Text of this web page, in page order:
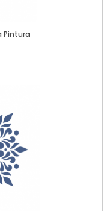
Pintura